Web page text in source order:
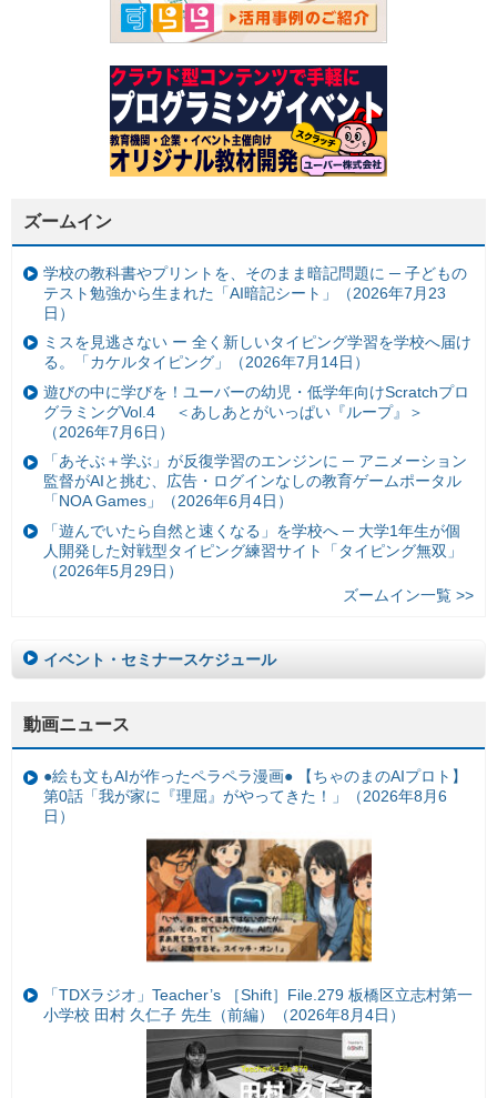
ズームイン
学校の教科書やプリントを、そのまま暗記問題に ─ 子どもの
テスト勉強から生まれた「AI暗記シート」（2026年7月23
日）
ミスを見逃さない ー 全く新しいタイピング学習を学校へ届け
る。「カケルタイピング」（2026年7月14日）
遊びの中に学びを！ユーバーの幼児・低学年向けScratchプロ
グラミングVol.4 ＜あしあとがいっぱい『ループ』＞
（2026年7月6日）
「あそぶ＋学ぶ」が反復学習のエンジンに ─ アニメーション
監督がAIと挑む、広告・ログインなしの教育ゲームポータル
「NOA Games」（2026年6月4日）
「遊んでいたら自然と速くなる」を学校へ ─ 大学1年生が個
人開発した対戦型タイピング練習サイト「タイピング無双」
（2026年5月29日）
ズームイン一覧 >>
イベント・セミナースケジュール
動画ニュース
●絵も文もAIが作ったペラペラ漫画● 【ちゃのまのAIプロト】
第0話「我が家に『理屈』がやってきた！」（2026年8月6
日）
「TDXラジオ」Teacher’s ［Shift］File.279 板橋区立志村第一
小学校 田村 久仁子 先生（前編）（2026年8月4日）